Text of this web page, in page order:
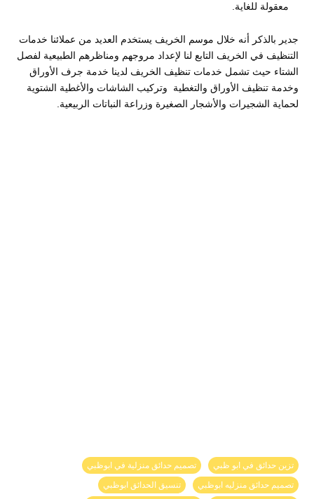
معقولة للغاية.
جدير بالذكر أنه خلال موسم الخريف يستخدم العديد من عملائنا خدمات
التنظيف في الخريف التابع لنا لإعداد مروجهم ومناظرهم الطبيعية لفصل
الشتاء حيث تشمل خدمات تنظيف الخريف لدينا خدمة جرف الأوراق
وخدمة تنظيف الأوراق والتغطية وتركيب الشاشات والأغطية الشتوية
لحماية الشجيرات والأشجار الصغيرة وزراعة النباتات الربيعية.
تزين حدائق في ابو ظبي
تصميم حدائق منزلية في ابوظبي
تصميم حدائق منزليه ابوظبي
تنسيق الحدائق ابوظبي